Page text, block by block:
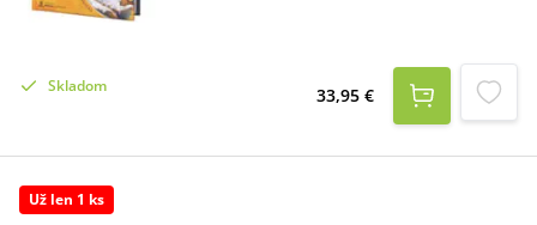
vekové kategórie. Vhodné pre birmovky či
konfirmácie.Kniha ponúka ucelený biblický
text Novej zmluvy podľa Slovenského
Božieho slova z pôvodných jazykov –
Skladom 33,95 €
Už len 1 ks